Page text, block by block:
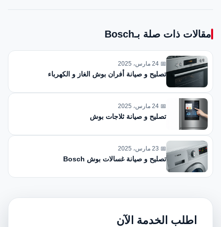
مقالات ذات صلة بـBosch
📅 24 مارس، 2025
تصليح و صيانة أفران بوش الغاز و الكهرباء
📅 24 مارس، 2025
تصليح و صيانة ثلاجات بوش
📅 23 مارس، 2025
تصليح و صيانة غسالات بوش Bosch
اطلب الخدمة الآن